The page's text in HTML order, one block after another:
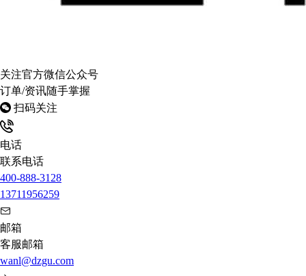
关注官方微信公众号
订单/资讯随手掌握
扫码关注
电话
联系电话
400-888-3128
13711956259
邮箱
客服邮箱
wanl@dzgu.com